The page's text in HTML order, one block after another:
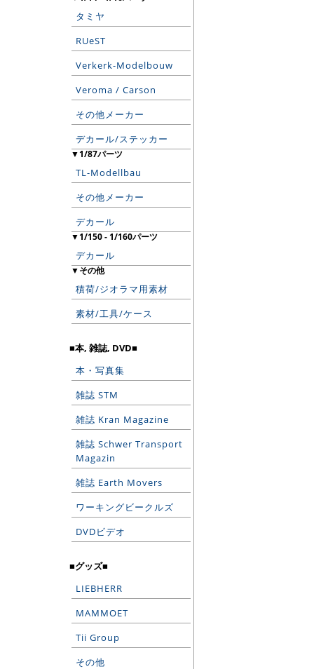
タミヤ
RUeST
Verkerk-Modelbouw
Veroma / Carson
その他メーカー
デカール/ステッカー
▼1/87パーツ
TL-Modellbau
その他メーカー
デカール
▼1/150 - 1/160パーツ
デカール
▼その他
積荷/ジオラマ用素材
素材/工具/ケース
■本, 雑誌, DVD■
本・写真集
雑誌 STM
雑誌 Kran Magazine
雑誌 Schwer Transport
Magazin
雑誌 Earth Movers
ワーキングビークルズ
DVDビデオ
■グッズ■
LIEBHERR
MAMMOET
Tii Group
その他